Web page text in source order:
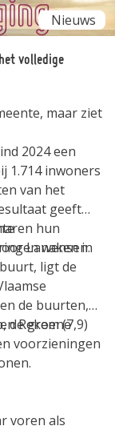
Nieuws
volledige
maar ziet
2024 een
1.714 inwoners
van het
geeft
hun
wensen.
Lanaken in
ligt de
de buurten,
Rekem (7,9)
de groene
voorzieningen
voren als